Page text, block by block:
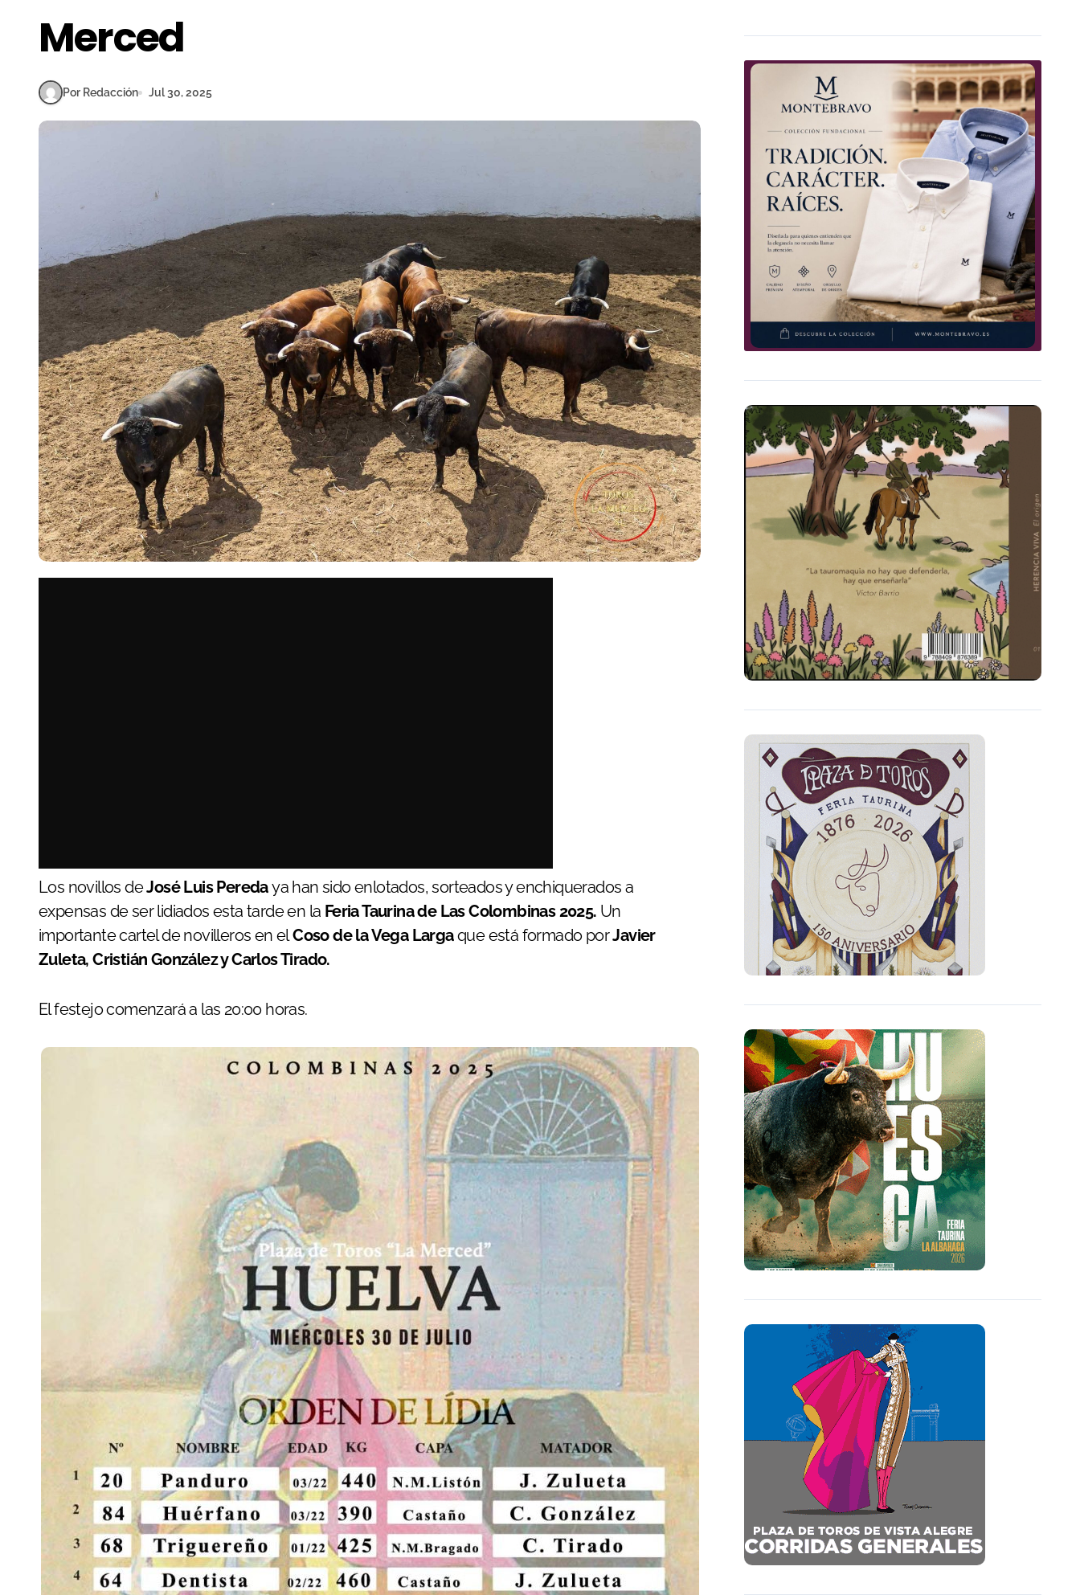
Merced
Por Redacción Jul 30, 2025
Los novillos deJosé Luis Peredaya han sido enlotados, sorteados y enchiquerados a
expensas de ser lidiados esta tarde en la Feria Taurina de Las Colombinas 2025. Un
importante cartel de novilleros en elCoso de la Vega Largaque está formado porJavier
Zuleta, Cristián González y Carlos Tirado.
El festejo comenzará a las 20:00 horas.